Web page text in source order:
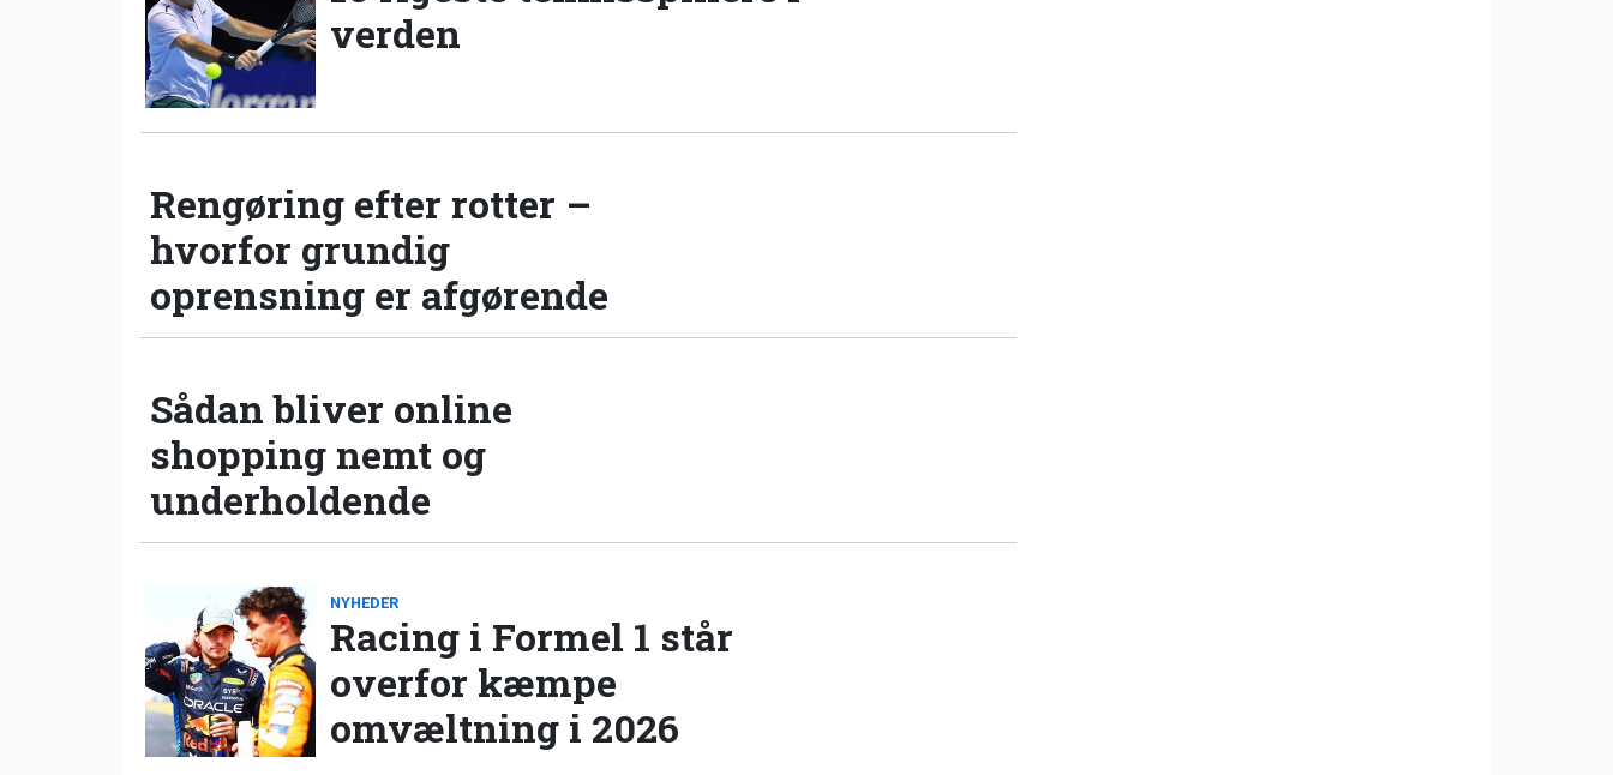
verden
Rengøring efter rotter –
hvorfor grundig
oprensning er afgørende
Sådan bliver online
shopping nemt og
underholdende
NYHEDER
Racing i Formel 1 står
overfor kæmpe
omvæltning i 2026